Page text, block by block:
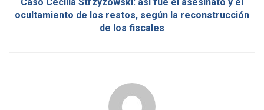
ocultamiento de los restos, según la reconstrucción
de los fiscales